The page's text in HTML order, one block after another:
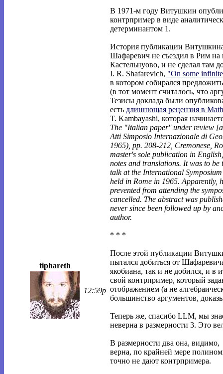
tiphareth
12:59p
В 1971-м году Витушкин
контрпример в виде
детерминантом 1.
История публикации
Шафаревич не съездил в Рим
Кастельнуово, и не сделал там
I. R. Shafarevich, "On some
в котором собирался
(в тот момент считалось, что
Тезисы доклада были
есть длиннющая рецензия в
T. Kambayashi, которая
The "Italian paper'' under review
Atti Simposio Internazionale di
1965), pp. 208-212, Cremonese,
master's sole publication in
notes and translations. It was to be
talk at the International
held in Rome in 1965. Apparently,
prevented from attending the
cancelled. The abstract was
never since been followed up by
author.
* * *
После этой публикации
пытался добиться от
якобиана, так и не добился, и в
свой контрпример, который
отображением (а не
большинство аргументов,
Теперь же, спасибо LLM, мы
неверна в размерности 3. Это
В размерности два она, видимо,
верна, по крайней мере
точно не дают контрпримера.